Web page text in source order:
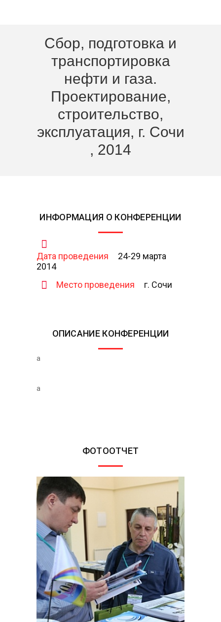
Сбор, подготовка и
транспортировка
нефти и газа.
Проектирование,
строительство,
эксплуатация, г. Сочи
, 2014
ИНФОРМАЦИЯ О КОНФЕРЕНЦИИ
Дата проведения
24-29 марта
2014
Место проведения
г. Сочи
ОПИСАНИЕ КОНФЕРЕНЦИИ
a
a
ФОТООТЧЕТ